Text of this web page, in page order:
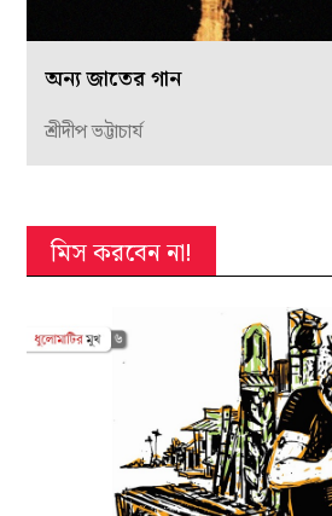
অন্য জাতের গান
শ্রীদীপ ভট্টাচার্য
মিস করবেন না!